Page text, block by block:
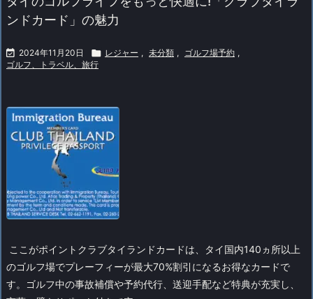
ンドカード」の魅力
 2024年11月20日  レジャー , 未分類 , ゴルフ場予約 ,
ゴルフ、トラベル、旅行
ここがポイント クラブタイランドカードは、タイ国内140ヵ所以上
のゴルフ場でプレーフィーが最大70%割引になるお得なカードで
す。ゴルフ中の事故補償や予約代行、送迎手配など特典が充実し、